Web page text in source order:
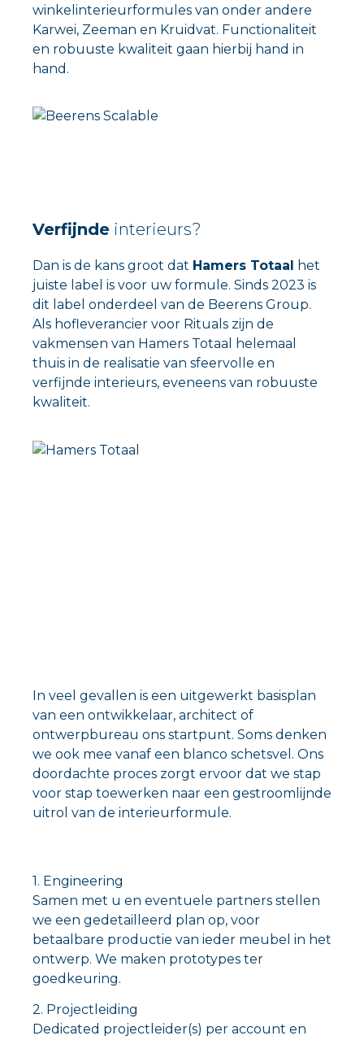
winkelinterieurformules van onder andere
Karwei, Zeeman en Kruidvat. Functionaliteit
en robuuste kwaliteit gaan hierbij hand in
hand.
Verfijnde interieurs?
Dan is de kans groot dat Hamers Totaal
het
juiste label is voor uw formule. Sinds 2023 is
dit label onderdeel van de Beerens Group.
Als hofleverancier voor Rituals zijn de
vakmensen van Hamers Totaal helemaal
thuis in de realisatie van sfeervolle en
verfijnde interieurs, eveneens van robuuste
kwaliteit.
In veel gevallen is een uitgewerkt basisplan
van een ontwikkelaar, architect of
ontwerpbureau ons startpunt. Soms denken
we ook mee vanaf een blanco schetsvel. Ons
doordachte proces zorgt ervoor dat we stap
voor stap toewerken naar een gestroomlijnde
uitrol van de interieurformule.
1. Engineering
Samen met u en eventuele partners stellen
we een gedetailleerd plan op, voor
betaalbare productie van ieder meubel in het
ontwerp. We maken prototypes ter
goedkeuring.
2. Projectleiding
Dedicated projectleider(s) per account en